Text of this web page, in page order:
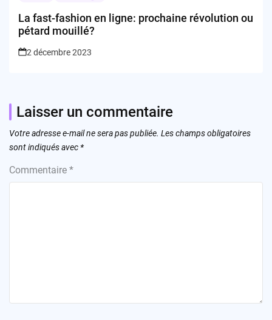
La fast-fashion en ligne: prochaine révolution ou
pétard mouillé?
2 décembre 2023
Laisser un commentaire
Votre adresse e-mail ne sera pas publiée. Les champs obligatoires
sont indiqués avec *
Commentaire *